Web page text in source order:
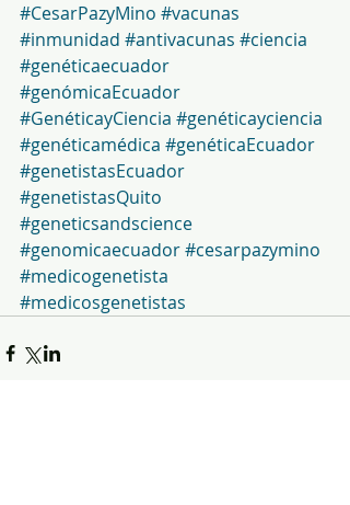
#CesarPazyMino #vacunas
#inmunidad #antivacunas #ciencia
#genéticaecuador
#genómicaEcuador
#GenéticayCiencia #genéticayciencia
#genéticamédica #genéticaEcuador
#genetistasEcuador
#genetistasQuito
#geneticsandscience
#genomicaecuador#cesarpazymino
#medicogenetista
#medicosgenetistas